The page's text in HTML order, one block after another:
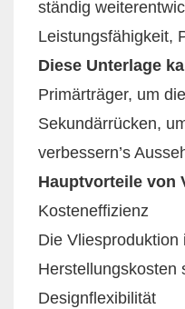
ständig
Leistungsfähigkeit,
Diese Unterlage
Primärträger, um
Sekundärrücken,
verbessern’s
Hauptvorteile von
Kosteneffizienz
Die
Herstellungskosten
Designflexibilität